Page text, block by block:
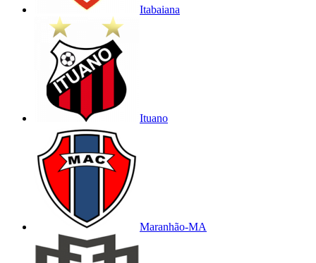
Itabaiana
Ituano
Maranhão-MA